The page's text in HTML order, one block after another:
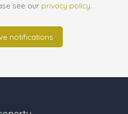
see our privacy policy.
notifications